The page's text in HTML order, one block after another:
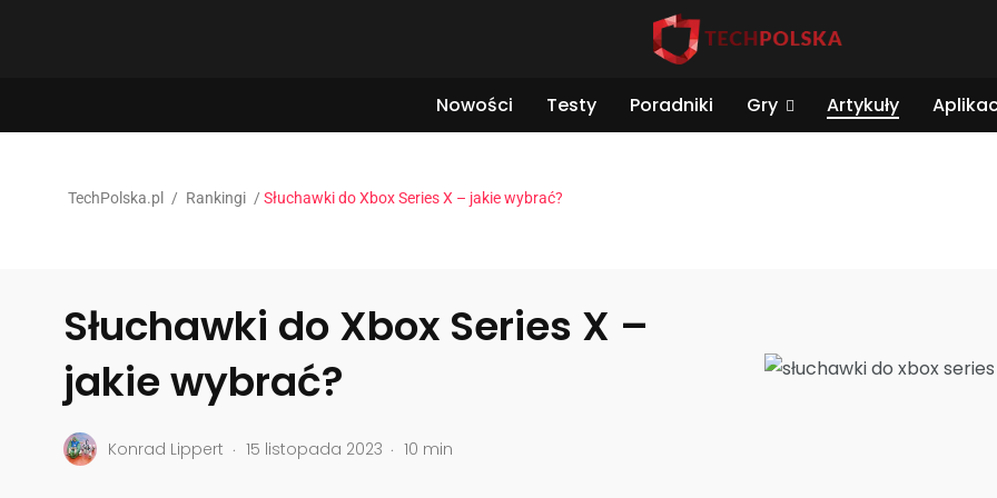
Nowości Testy Poradniki Gry Artykuły
TechPolska.pl / Rankingi / Słuchawki do Xbox Series X – jakie wybrać?
Słuchawki do Xbox Series X –
jakie wybrać?
Konrad Lippert . 15 listopada 2023 . 10 min